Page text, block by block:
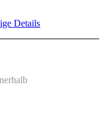
Details